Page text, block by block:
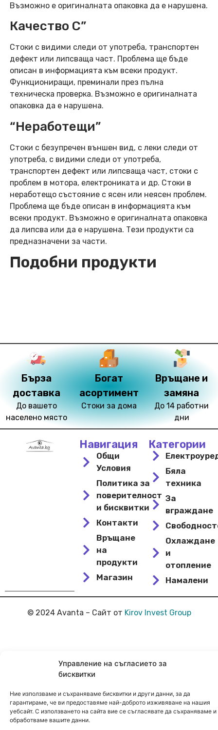
Управление на съгласието за
бисквитки
Ние използваме и съхраняваме бисквитки и други данни, за да
гарантираме, че ви предоставяме най-доброто изживяване на нашия
уебсайт. С използването на сайта вие се съгласявате да съхраняваме и
обработваме вашите данни.
Възможно е оригиналната опаковка да е нарушена.
Качество C”
Стоки с видими следи от употреба, транспортен
дефект или липсваща част. Проблема ще бъде
описан в информацията към всеки продукт.
Функциониращи, преминали през пълна
техническа проверка. Възможно е оригиналната
опаковка да е нарушена.
“Неработещи”
Стоки с безупречен външен вид, с леки следи от
употреба, с видими следи от употреба,
транспортен дефект или липсваща част, стоки с
проблем в мотора, електрониката и др. Стоки в
неработещо състояние с ясен или неясен проблем.
Проблема ще бъде описан в информацията към
всеки продукт. Възможно е оригиналната опаковка
да липсва или да е нарушена. Тези продукти са
предназначени за части.
Подобни продукти
Бърза
доставка
До вашето
населено място
Богат
асортимент
Стоки за дома
Връщане и
замяна
До 14 работни
дни
Навигация
Общи
Условия
Политика за
поверителност
и бисквитки
Контакти
Връщане
на
продукти
Магазин
Категории
Бяла
техника
За
вграждане
Охлаждане
и
отопление
Намалени
© 2024 Avanta – Сайт от Kirov Invest Group